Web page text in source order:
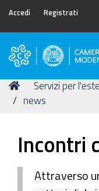
Accedi Registrati
Camera
Commercio
di
Tu
sei
Home
Servizi per
news
Incontri
Attraverso